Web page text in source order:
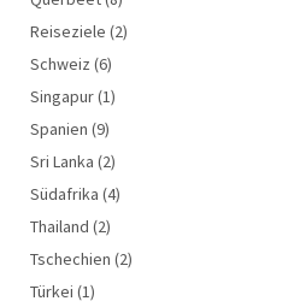
Reiseziele (2)
Schweiz (6)
Singapur(1)
Spanien (9)
Sri Lanka (2)
Südafrika (4)
Thailand (2)
Tschechien (2)
Türkei (1)